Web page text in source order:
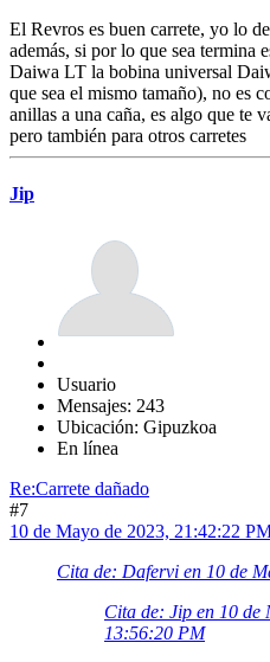
El Revros es buen carrete, yo lo
además, si por lo que sea termina
Daiwa LT la bobina universal
que sea el mismo tamaño), no es
anillas a una caña, es algo que te
pero también para otros carretes
Jip
Usuario
Mensajes: 243
Ubicación: Gipuzkoa
En línea
Re:Carrete dañado
#7
10 de Mayo de 2023, 21:42:22
Cita de: Dafervi en 10 de
Cita de: Jip en 10 de
13:56:20 PM